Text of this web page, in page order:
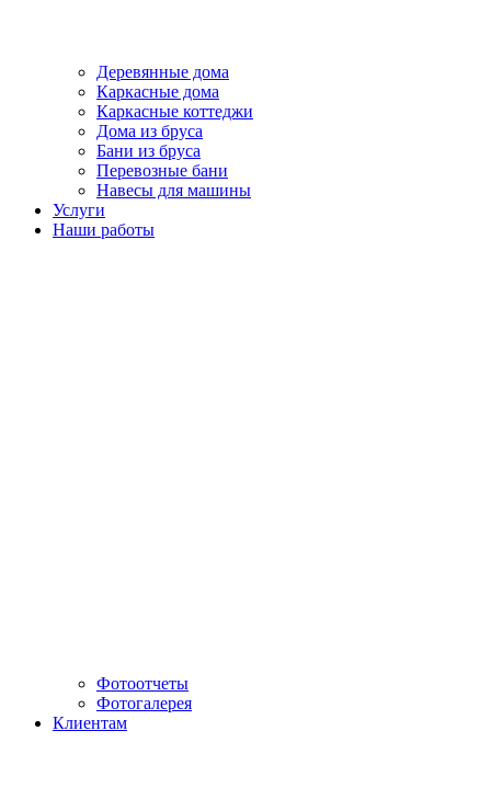
Деревянные дома
Каркасные дома
Каркасные коттеджи
Дома из бруса
Бани из бруса
Перевозные бани
Навесы для машины
Услуги
Наши работы
Фотоотчеты
Фотогалерея
Клиентам